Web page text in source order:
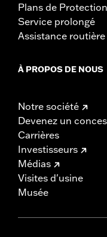
Plans de Protection
Service prolongé
Assistance routière
À PROPOS DE NOUS
Notre société
Devenez un
Carrières
Investisseurs
Médias
Visites d'usine
Musée